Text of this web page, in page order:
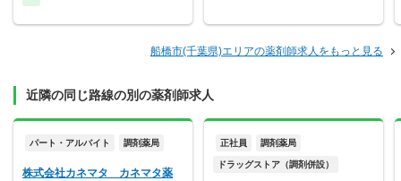
船橋市(千葉県)エリアの薬剤師求人をもっと見る
近隣の同じ路線の別の薬剤師求人
パート・アルバイト 調剤薬局
株式会社カネマタ カネマタ薬
正社員 調剤薬局
ドラッグストア（調剤併設）